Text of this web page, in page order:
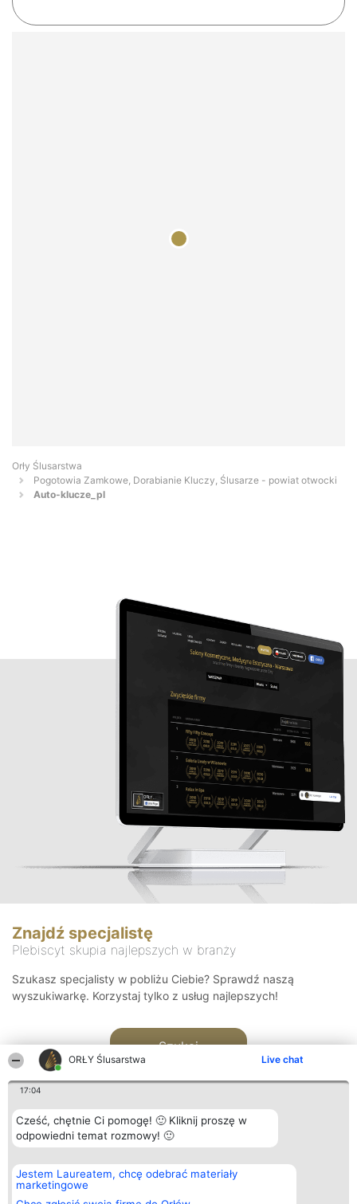
ORŁY Ślusarstwa Live chat
17:04
Cześć, chętnie Ci pomogę! 🙂 Kliknij proszę w
odpowiedni temat rozmowy! 🙂
Jestem Laureatem, chcę odebrać materiały
marketingowe
Orły Ślusarstwa
Pogotowia Zamkowe, Dorabianie Kluczy, Ślusarze - powiat otwocki
Auto-klucze_pl
Znajdź specjalistę
Plebiscyt skupia najlepszych w branży
Szukasz specjalisty w pobliżu Ciebie? Sprawdź naszą
wyszukiwarkę. Korzystaj tylko z usług najlepszych!
Szukaj
Organizator plebiscytu
Bright Side Solutions sp. z o.
o. sp. k.
ul. Ruska 22
Plebiscyt
Laureaci
wszystkich
Kontakt
Kontakt